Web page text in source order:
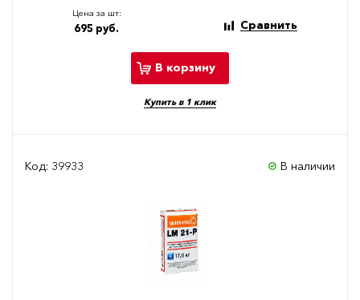
Цена за шт:
695 руб. Сравнить
В корзину
Купить в 1 клик
Код: 39933 В наличии